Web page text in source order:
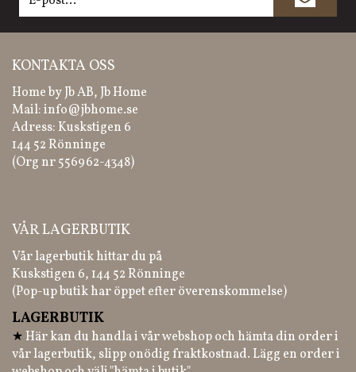
KONTAKTA OSS
Home by Jb AB, Jb Home
Mail:info@jbhome.se
Adress: Kuskstigen 6
144 52 Rönninge
(Org nr 556962-4348)
VÅR LAGERBUTIK
Vår lagerbutik hittar du på
Kuskstigen 6, 144 52 Rönninge
(Pop-up butik har öppet efter överenskommelse)
LAGERBUTIK
★ Här kan du handla i vår webshop och hämta din order i
vår lagerbutik, slipp onödig fraktkostnad. Lägg en order i